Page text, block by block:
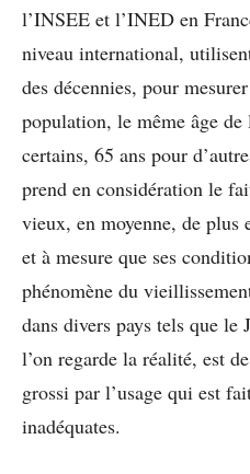
l’INSEE et l’INED en
niveau international,
des décennies, pour
population, le même âge
certains, 65 ans pour
prend en considération le
vieux, en moyenne, de
et à mesure que ses
phénomène du
dans divers pays tels que le
l’on regarde la réalité, est
grossi par l’usage qui est
inadéquates.